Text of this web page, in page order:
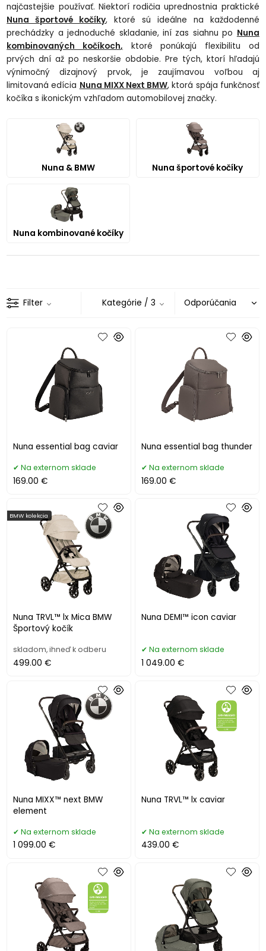
najčastejšie používať. Niektorí rodičia uprednostnia praktické
Nuna športové kočíky, ktoré sú ideálne na každodenné
prechádzky a jednoduché skladanie, iní zas siahnu po Nuna
kombinovaných kočíkoch, ktoré ponúkajú flexibilitu od
prvých dní až po neskoršie obdobie. Pre tých, ktorí hľadajú
výnimočný dizajnový prvok, je zaujímavou voľbou aj
limitovaná edícia Nuna MIXX Next BMW, ktorá spája funkčnosť
kočíka s ikonickým vzhľadom automobilovej značky.
Nuna & BMW Nuna športové kočíky
Nuna kombinované kočíky
Filter Kategórie / 3
Nuna essential bag caviar
Na externom sklade
169.00 €
Nuna essential bag thunder
Na externom sklade
169.00 €
Nuna TRVL™ lx Mica BMW
Športový kočík
BMW kolekcia
skladom, ihneď k odberu
499.00 €
Nuna DEMI™ icon caviar
Na externom sklade
1 049.00 €
Nuna MIXX™ next BMW
element
Na externom sklade
1 099.00 €
Nuna TRVL™ lx caviar
Na externom sklade
439.00 €